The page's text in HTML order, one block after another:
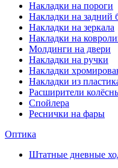
Накладки на пороги
Накладки на задний
Накладки на зеркала
Накладки на
Молдинги на двери
Накладки на ручки
Накладки
Накладки из
Расширители
Спойлера
Реснички на фары
Оптика
Штатные дневные